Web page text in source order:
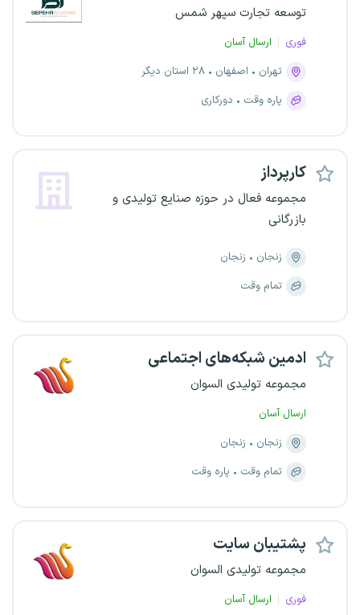
توسعه تجارت سپهر شمس
فوری
ارسال آسان
تهران
اصفهان
۲۸ استان دیگر
پاره وقت
دورکاری
کارپرداز
مجموعه فعال در حوزه صنایع تولیدی و
بازرگانی
زنجان
زنجان
تمام وقت
ادمین شبکه‌های اجتماعی
مجموعه تولیدی السوان
ارسال آسان
زنجان
زنجان
تمام وقت
پاره وقت
پشتیبان سایت
مجموعه تولیدی السوان
فوری
ارسال آسان